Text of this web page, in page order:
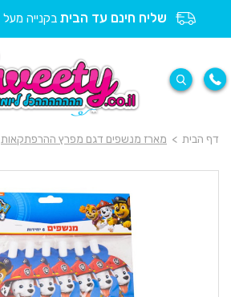
שליח חינם עד הבית בקנייה מעל 299 ₪
דף הבית > מארז מנשפים דגם מפרץ ההרפתקאות